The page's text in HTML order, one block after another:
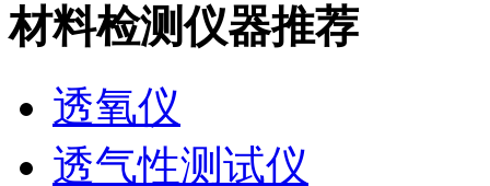
材料检测仪器推荐
透氧仪
透气性测试仪